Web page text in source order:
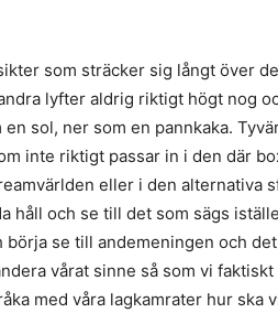
som sträcker sig långt över
lyfter aldrig riktigt högt nog
sol, ner som en pannkaka.
inte riktigt passar in i den där
eller i den alternativa
håll och se till det som sägs
se till andemeningen och
vårat sinne så som vi
med våra lagkamrater hur ska